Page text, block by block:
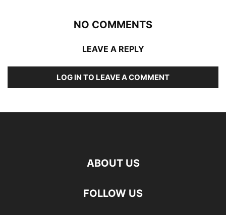
NO COMMENTS
LEAVE A REPLY
LOG IN TO LEAVE A COMMENT
ABOUT US
FOLLOW US